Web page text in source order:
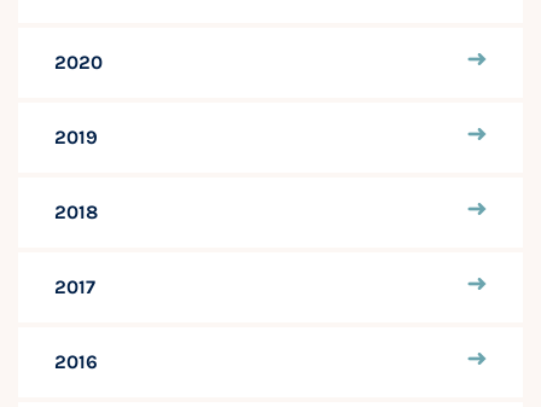
2020
2019
2018
2017
2016